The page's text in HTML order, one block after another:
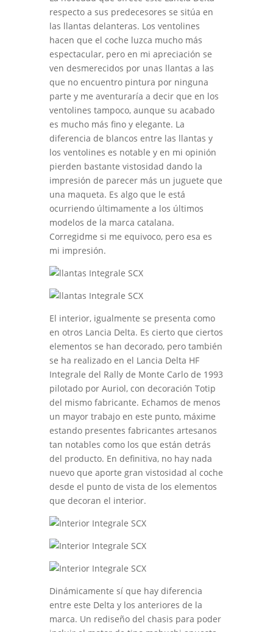
respecto a sus predecesores se sitúa en
las llantas delanteras. Los ventolines
hacen que el coche luzca mucho más
espectacular, pero en mi apreciación se
ven desmerecidos por unas llantas a las
que no encuentro pintura por ninguna
parte y me aventuraría a decir que en los
ventolines tampoco, aunque su acabado
es mucho más fino y elegante. La
diferencia de blancos entre las llantas y
los ventolines es notable y en mi opinión
pierden bastante vistosidad dando la
impresión de parecer más un juguete que
una maqueta. Es algo que le está
ocurriendo últimamente a los últimos
modelos de la marca catalana.
Corregidme si me equivoco, pero esa es
mi impresión.
El interior, igualmente se presenta como
en otros Lancia Delta. Es cierto que ciertos
elementos se han decorado, pero también
se ha realizado en el Lancia Delta HF
Integrale del Rally de Monte Carlo de 1993
pilotado por Auriol, con decoración Totip
del mismo fabricante. Echamos de menos
un mayor trabajo en este punto, máxime
estando presentes fabricantes artesanos
tan notables como los que están detrás
del producto. En definitiva, no hay nada
nuevo que aporte gran vistosidad al coche
desde el punto de vista de los elementos
que decoran el interior.
Dinámicamente sí que hay diferencia
entre este Delta y los anteriores de la
marca. Un rediseño del chasis para poder